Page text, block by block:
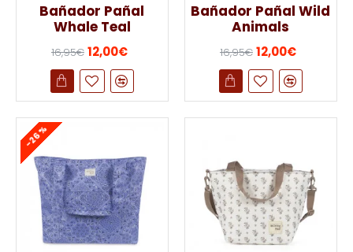
Bañador Pañal
Whale Teal
16,95€ 12,00€
Bañador Pañal Wild
Animals
16,95€ 12,00€
-26 %